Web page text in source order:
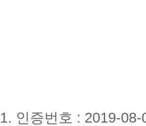
1. 인증번호 : 2019-08-